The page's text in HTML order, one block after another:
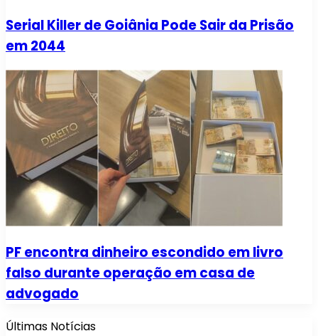
Serial Killer de Goiânia Pode Sair da Prisão
em 2044
PF encontra dinheiro escondido em livro
falso durante operação em casa de
advogado
Últimas Notícias